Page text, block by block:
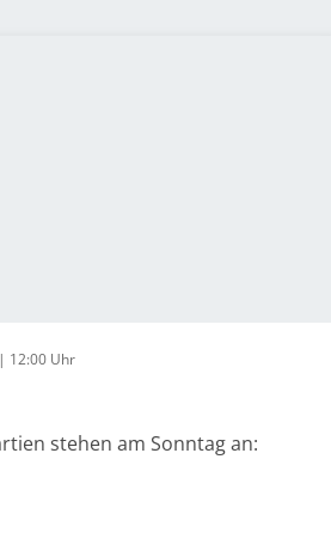
12:00 Uhr
stehen am Sonntag an: